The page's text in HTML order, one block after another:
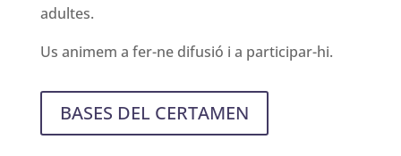
adultes.
Us animem a fer-ne difusió i a participar-hi.
BASES DEL CERTAMEN